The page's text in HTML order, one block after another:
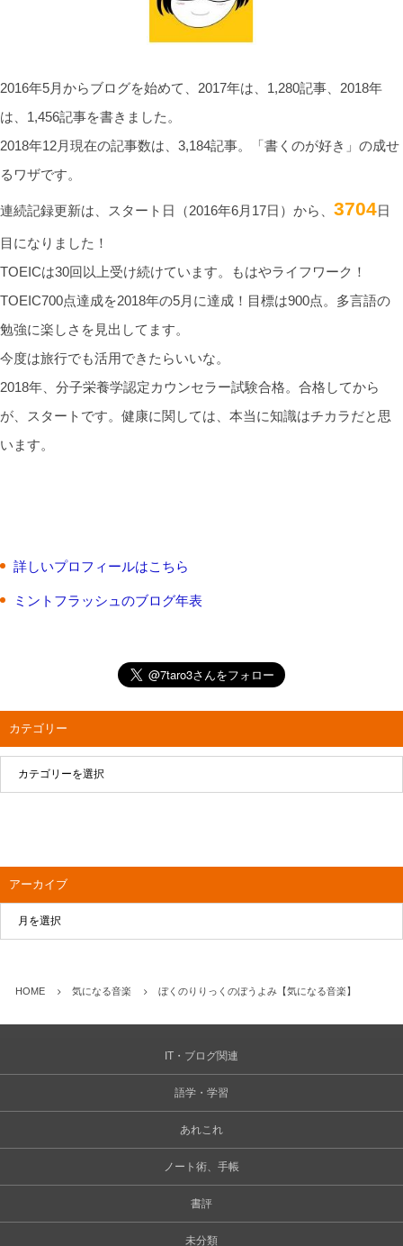
2016年5月からブログを始めて、2017年は、1,280記事、2018年
は、1,456記事を書きました。
2018年12月現在の記事数は、3,184記事。「書くのが好き」の成せ
るワザです。
連続記録更新は、スタート日（2016年6月17日）から、 3704日
目になりました！
TOEICは30回以上受け続けています。もはやライフワーク！
TOEIC700点達成を2018年の5月に達成！目標は900点。多言語の
勉強に楽しさを見出してます。
今度は旅行でも活用できたらいいな。
2018年、分子栄養学認定カウンセラー試験合格。合格してから
が、スタートです。健康に関しては、本当に知識はチカラだと思
います。
詳しいプロフィールはこちら
ミントフラッシュのブログ年表
カテゴリー
アーカイブ
HOME 気になる音楽 ぼくのりりっくのぼうよみ【気になる音楽】
IT・ブログ関連
語学・学習
あれこれ
ノート術、手帳
書評
未分類